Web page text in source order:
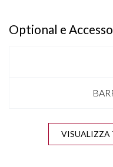
Optional e